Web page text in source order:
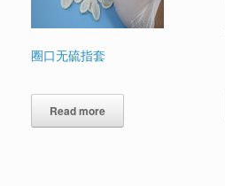
圈口无硫指套
Read more